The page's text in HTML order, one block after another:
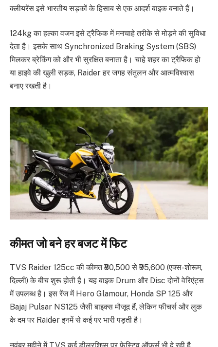
क्लीयरेंस इसे भारतीय सड़कों के हिसाब से एक आदर्श बाइक बनाते हैं।
124kg का हल्का वजन इसे ट्रैफिक में मनचाहे तरीके से मोड़ने की सुविधा
देता है। इसके साथ Synchronized Braking System (SBS)
मिलकर ब्रेकिंग को और भी सुरक्षित बनाता है। चाहे शहर का ट्रैफिक हो
या हाइवे की खुली सड़क, Raider हर जगह संतुलन और आत्मविश्वास
बनाए रखती है।
कीमत जो बने हर बजट में फिट
TVS Raider 125cc की कीमत ₹80,500 से ₹95,600 (एक्स-शोरूम,
दिल्ली) के बीच शुरू होती है। यह बाइक Drum और Disc दोनों वेरिएंट्स
में उपलब्ध है। इस रेंज में Hero Glamour, Honda SP 125 और
Bajaj Pulsar NS125 जैसी बाइक्स मौजूद हैं, लेकिन फीचर्स और लुक
के दम पर Raider इनमें से कई पर भारी पड़ती है।
नवंबर महीने में TVS कई डीलरशिप्स पर फेस्टिव ऑफर्स भी दे रही है,